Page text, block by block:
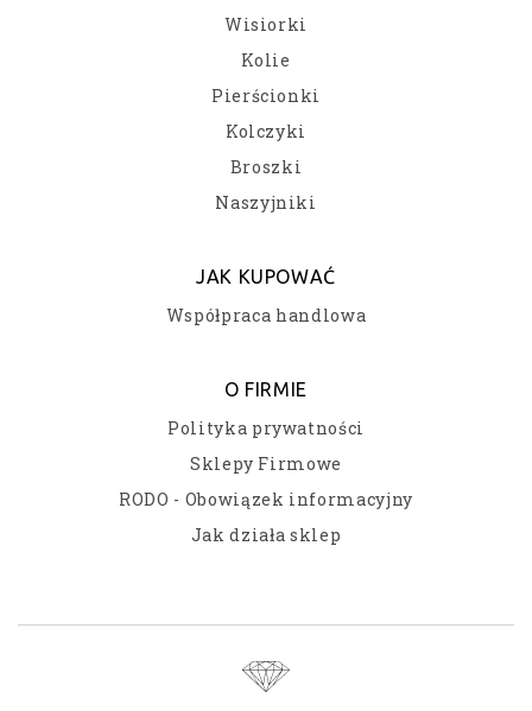
Wisiorki
Kolie
Pierścionki
Kolczyki
Broszki
Naszyjniki
JAK KUPOWAĆ
Współpraca handlowa
O FIRMIE
Polityka prywatności
Sklepy Firmowe
RODO - Obowiązek informacyjny
Jak działa sklep